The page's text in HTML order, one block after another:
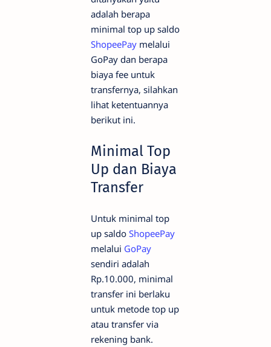
adalah berapa
minimal top up saldo
ShopeePay melalui
GoPay dan berapa
biaya fee untuk
transfernya, silahkan
lihat ketentuannya
berikut ini.
Minimal Top
Up dan Biaya
Transfer
Untuk minimal top
up saldo ShopeePay
melalui GoPay
sendiri adalah
Rp.10.000, minimal
transfer ini berlaku
untuk metode top up
atau transfer via
rekening bank.